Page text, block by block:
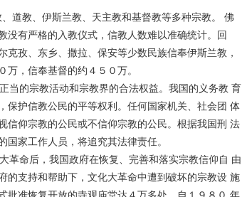
道教、伊斯兰教、天主教和基督教等多种宗教。 佛
没有严格的入教仪式，信教人数难以准确统计。回
孜、东乡、撒拉、保安等少数民族信奉伊斯兰教，
，信奉基督的约４５０万。
的宗教活动和宗教界的合法权益。我国的义务教 育
保护信教公民的平等权利。任何国家机关、社会团 体
信仰宗教的公民或不信仰宗教的公民。根据我国刑 法
家工作人员，将追究其法律责任。
命后，我国政府在恢复、完善和落实宗教信仰自 由
的支持和帮助下，文化大革命中遭到破坏的宗教设 施